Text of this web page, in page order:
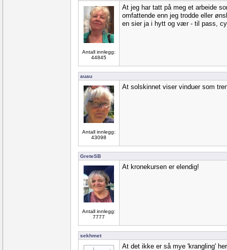
Antall innlegg:
44845
At jeg har tatt på meg et arbeide
omfattende enn jeg trodde eller
en sier ja i hytt og vær - til pass,
auau
Antall innlegg:
43098
At solskinnet viser vinduer som
GreteSB
Antall innlegg:
7777
At kronekursen er elendig!
sekhmet
At det ikke er så mye 'krangling'